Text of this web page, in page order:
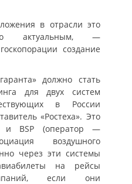
в отрасли это
актуальным, —
создание
должно стать
для двух систем
в России
«Ростеха». Это
и BSP (оператор —
воздушного
через эти системы
на рейсы
если они